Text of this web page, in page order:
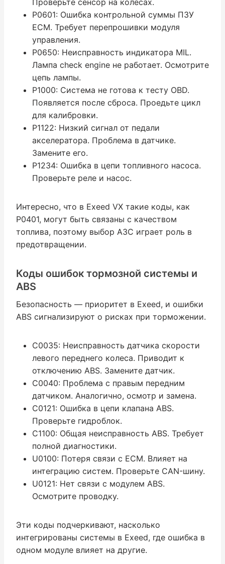
P0601: Ошибка контрольной суммы ПЗУ
ECM. Требует перепрошивки модуля
управления.
P0650: Неисправность индикатора MIL.
Лампа check engine не работает. Осмотрите
цепь лампы.
P1000: Система не готова к тесту OBD.
Появляется после сброса. Проедьте цикл
для калибровки.
P1122: Низкий сигнал от педали
акселератора. Проблема в датчике.
Замените его.
P1234: Ошибка в цепи топливного насоса.
Проверьте реле и насос.
Интересно, что в Exeed VX такие коды, как
P0401, могут быть связаны с качеством
топлива, поэтому выбор АЗС играет роль в
предотвращении.
Коды ошибок тормозной системы и
ABS
Безопасность — приоритет в Exeed, и ошибки
ABS сигнализируют о рисках при торможении.
C0035: Неисправность датчика скорости
левого переднего колеса. Приводит к
отключению ABS. Замените датчик.
C0040: Проблема с правым передним
датчиком. Аналогично, осмотр и замена.
C0121: Ошибка в цепи клапана ABS.
Проверьте гидроблок.
C1100: Общая неисправность ABS. Требует
полной диагностики.
U0100: Потеря связи с ECM. Влияет на
интеграцию систем. Проверьте CAN-шину.
U0121: Нет связи с модулем ABS.
Осмотрите проводку.
Эти коды подчеркивают, насколько
интегрированы системы в Exeed, где ошибка в
одном модуле влияет на другие.